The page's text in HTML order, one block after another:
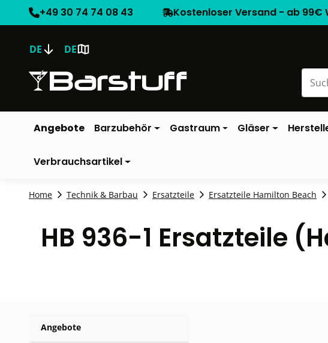
+49 30 74 74 08 43 Kostenloser Versand - ab 99€
DE DE
Angebote Barzubehör Gastraum Gläser
Verbrauchsartikel
Home Technik & Barbau Ersatzteile Ersatzteile Hamilton Beach
HB 936-1 Ersatzteile
Angebote